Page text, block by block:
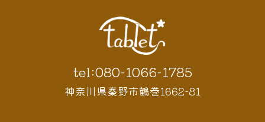
tel:080-1066-1785
神奈川県秦野市鶴巻1662-81